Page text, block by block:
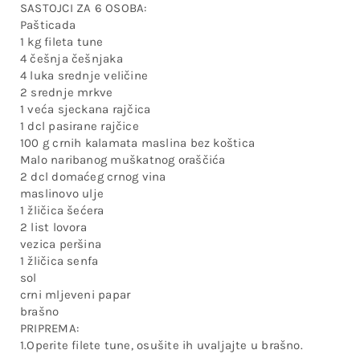
SASTOJCI ZA 6 OSOBA:
Pašticada
1 kg fileta tune
4 češnja češnjaka
4 luka srednje veličine
2 srednje mrkve
1 veća sjeckana rajčica
1 dcl pasirane rajčice
100 g crnih kalamata maslina bez koštica
Malo naribanog muškatnog oraščića
2 dcl domaćeg crnog vina
maslinovo ulje
1 žličica šećera
2 list lovora
vezica peršina
1 žličica senfa
sol
crni mljeveni papar
brašno
PRIPREMA:
1.Operite filete tune, osušite ih uvaljajte u brašno.